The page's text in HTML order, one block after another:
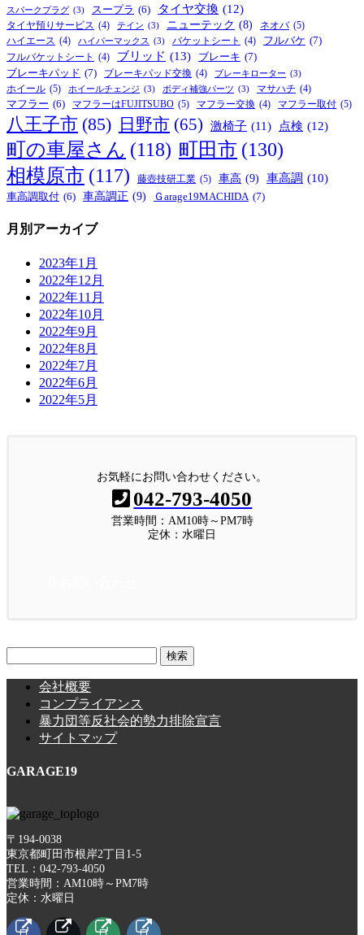
スパークプラグ (3) スープラ (6) タイヤ交換 (12)
タイヤ預りサービス (4) テイン (3) ニューテック (8) ネオバ (5)
ハイエース (4) ハイパーマックス (3) バケットシート (4) フルバケ (7)
フルバケットシート (4) ブリッド (13) ブレーキ (7)
ブレーキパッド (7) ブレーキパッド交換 (4) ブレーキローター (3)
ホイール (5) ホイールチェンジ (3) ボディ補強パーツ (3) マサハチ (4)
マフラー (6) マフラーはFUJITSUBO (5) マフラー交換 (4) マフラー取付 (5)
八王子市 (85) 日野市 (65) 激椅子 (11) 点検 (12)
町の車屋さん (118) 町田市 (130)
相模原市 (117) 藤壺技研工業 (5) 車高 (9) 車高調 (10)
車高調取付 (6) 車高調正 (9) Ｇarage19MACHIDA (7)
月別アーカイブ
2023年1月
2022年12月
2022年11月
2022年10月
2022年9月
2022年8月
2022年7月
2022年6月
2022年5月
お気軽にお問い合わせください。
042-793-4050
営業時間：AM10時～PM7時
定休：水曜日
会社概要
コンプライアンス
暴力団等反社会的勢力排除宣言
サイトマップ
GARAGE19
〒194-0038
東京都町田市根岸2丁目1-5
TEL：042-793-4050
営業時間：AM10時～PM7時
定休：水曜日